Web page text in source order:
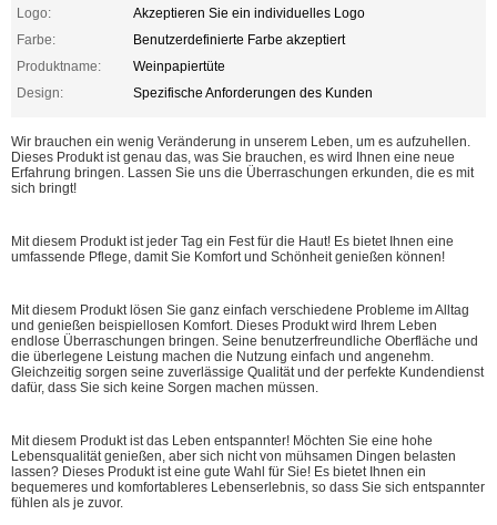
Logo:
Akzeptieren Sie ein individuelles Logo
Farbe:
Benutzerdefinierte Farbe akzeptiert
Produktname:
Weinpapiertüte
Design:
Spezifische Anforderungen des Kunden
Wir brauchen ein wenig Veränderung in unserem Leben, um es aufzuhellen.
Dieses Produkt ist genau das, was Sie brauchen, es wird Ihnen eine neue
Erfahrung bringen. Lassen Sie uns die Überraschungen erkunden, die es mit
sich bringt!
Mit diesem Produkt ist jeder Tag ein Fest für die Haut! Es bietet Ihnen eine
umfassende Pflege, damit Sie Komfort und Schönheit genießen können!
Mit diesem Produkt lösen Sie ganz einfach verschiedene Probleme im Alltag
und genießen beispiellosen Komfort. Dieses Produkt wird Ihrem Leben
endlose Überraschungen bringen. Seine benutzerfreundliche Oberfläche und
die überlegene Leistung machen die Nutzung einfach und angenehm.
Gleichzeitig sorgen seine zuverlässige Qualität und der perfekte Kundendienst
dafür, dass Sie sich keine Sorgen machen müssen.
Mit diesem Produkt ist das Leben entspannter! Möchten Sie eine hohe
Lebensqualität genießen, aber sich nicht von mühsamen Dingen belasten
lassen? Dieses Produkt ist eine gute Wahl für Sie! Es bietet Ihnen ein
bequemeres und komfortableres Lebenserlebnis, so dass Sie sich entspannter
fühlen als je zuvor.